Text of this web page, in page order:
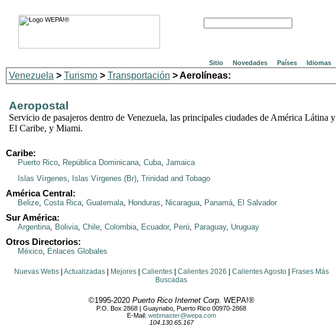
Sitio Novedades Países Idiomas
Venezuela > Turismo > Transportación > Aerolíneas:
Aeropostal
Servicio de pasajeros dentro de Venezuela, las principales ciudades de América Látina y
El Caribe, y Miami.
Caribe:
Puerto Rico, República Dominicana, Cuba, Jamaica
Islas Vírgenes, Islas Vírgenes (Br), Trinidad and Tobago
América Central:
Belize, Costa Rica, Guatemala, Honduras, Nicaragua, Panamá, El Salvador
Sur América:
Argentina, Bolivia, Chile, Colombia, Ecuador, Perú, Paraguay, Uruguay
Otros Directorios:
México, Enlaces Globales
Nuevas Webs| Actualizadas| Mejores| Calientes| Calientes 2026 Calientes Agosto|
Frases Más
Buscadas
©1995-2020 Puerto Rico Internet Corp. WEPA!®
P.O. Box 2868 | Guaynabo, Puerto Rico 00970-2868
E-Mail: webmaster@wepa.com
104.130.65.167